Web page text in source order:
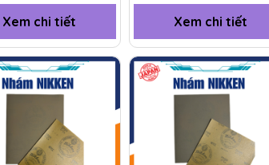
Xem chi tiết Xem chi tiết